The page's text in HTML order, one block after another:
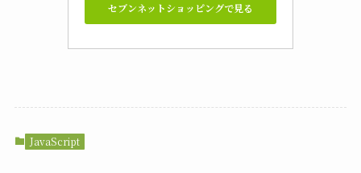
セブンネットショッピングで見る
JavaScript